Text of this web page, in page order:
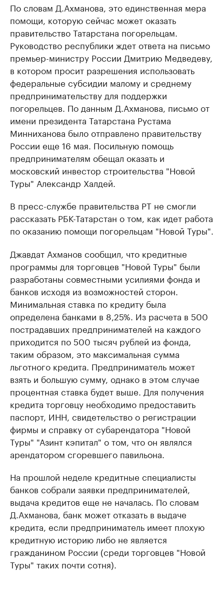
По словам Д.Ахманова, это единственная мера
помощи, которую сейчас может оказать
правительство Татарстана погорельцам.
Руководство республики ждет ответа на письмо
премьер-министру России Дмитрию Медведеву,
в котором просит разрешения использовать
федеральные субсидии малому и среднему
предпринимательству для поддержки
погорельцев. По данным Д.Ахманова, письмо от
имени президента Татарстана Рустама
Минниханова было отправлено правительству
России еще 16 мая. Посильную помощь
предпринимателям обещал оказать и
московский инвестор строительства "Новой
Туры" Александр Халдей.
В пресс-службе правительства РТ не смогли
рассказать РБК-Татарстан о том, как идет работа
по оказанию помощи погорельцам "Новой Туры".
Джавдат Ахманов сообщил, что кредитные
программы для торговцев "Новой Туры" были
разработаны совместными усилиями фонда и
банков исходя из возможностей сторон.
Минимальная ставка по кредиту была
определена банками в 8,25%. Из расчета в 500
пострадавших предпринимателей на каждого
приходится по 500 тысяч рублей из фонда,
таким образом, это максимальная сумма
льготного кредита. Предприниматель может
взять и большую сумму, однако в этом случае
процентная ставка будет выше. Для получения
кредита торговцу необходимо предоставить
паспорт, ИНН, свидетельство о регистрации
фирмы и справку от субарендатора "Новой
Туры" "Азинт кэпитал" о том, что он являлся
арендатором сгоревшего павильона.
На прошлой неделе кредитные специалисты
банков собрали заявки предпринимателей,
выдача кредитов еще не началась. По словам
Д.Ахманова, банк может отказать в выдаче
кредита, если предприниматель имеет плохую
кредитную историю либо не является
гражданином России (среди торговцев "Новой
Туры" таких почти сотня).